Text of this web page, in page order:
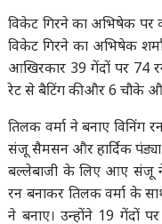
विकेट गिरने का अभिषेक
विकेट गिरने का अभिषेक
आखिरकार 39 गेंदों पर 74
रेट से बैटिंग की और 6 चौके
तिलक वर्मा ने बनाए
संजू सैमसन और हार्दिक
बल्लेबाजी के लिए आए संजू ने
रन बनाकर तिलक वर्मा के
ने बनाए। उन्होंने 19 गेंदों